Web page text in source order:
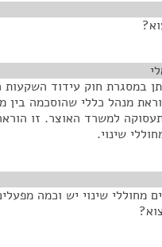
במסגרת חוק עידוד השקעות
מנהל כללי שהוסכמה בין
למשרד האוצר. זו
שינוי.
מחוללי שינוי יש וכמה